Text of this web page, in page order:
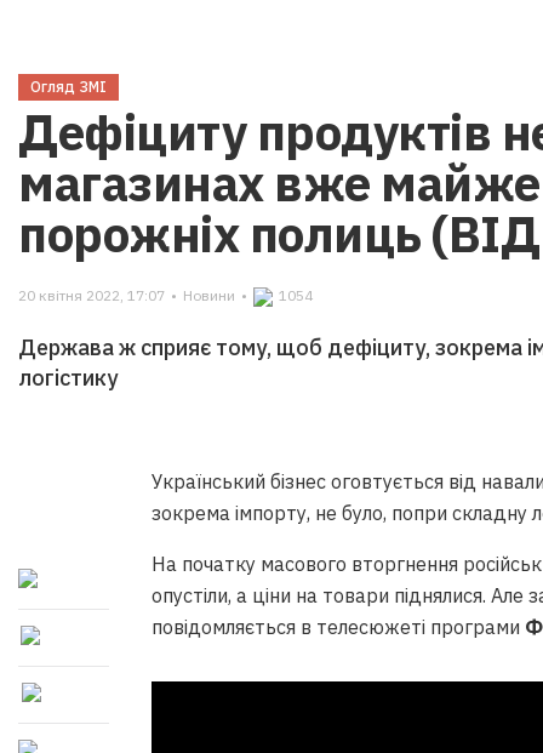
Огляд ЗМІ
Дефіциту продуктів
магазинах вже
порожніх полиць
20 квітня 2022, 17:07 • Новини • 1054
Держава ж сприяє тому, щоб дефіциту, зокрема
логістику
Український бізнес оговтується від
зокрема імпорту, не було, попри складну
На початку масового вторгнення
опустіли, а ціни на товари піднялися.
повідомляється в телесюжеті програми